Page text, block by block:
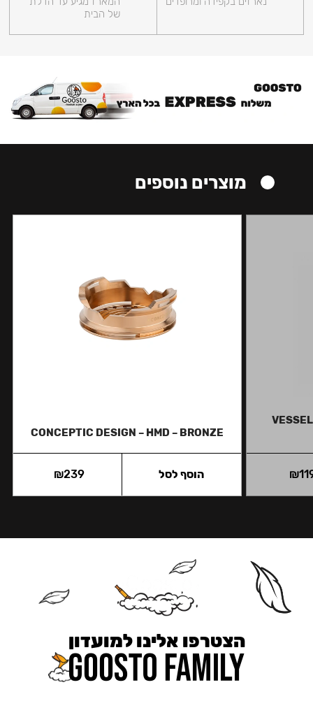
של הבית
מוצרים נוספים
₪
CONCEPTIC DESIGN – HMD – BRONZE
₪239 הוסף לסל
הצטרפו אלינו למועדון